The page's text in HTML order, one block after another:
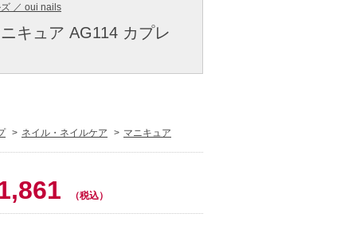
／ oui nails
キュア AG114 カプレ
ネイル・ネイルケア マニキュア
（税込）